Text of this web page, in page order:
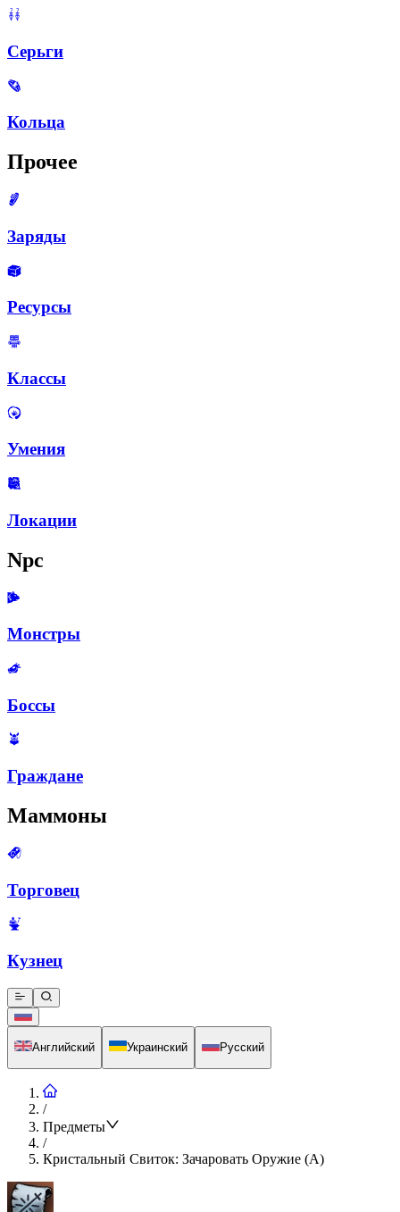
Серьги
Кольца
Прочее
Заряды
Ресурсы
Классы
Умения
Локации
Npc
Монстры
Боссы
Граждане
Маммоны
Торговец
Кузнец
Английский Украинский Русский
/
Предметы
/
Кристальный Свиток: Зачаровать Оружие (А)